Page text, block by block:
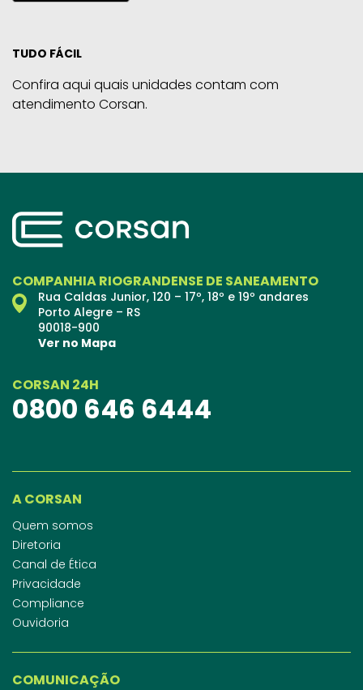
TUDO FÁCIL
Confira aqui quais unidades contam com
atendimento Corsan.
COMPANHIA RIOGRANDENSE DE SANEAMENTO
Rua Caldas Junior, 120 – 17º, 18º e 19º andares
Porto Alegre – RS
90018-900
Ver no Mapa
CORSAN 24H
0800 646 6444
A CORSAN
Quem somos
Diretoria
Canal de Ética
Privacidade
Compliance
Ouvidoria
COMUNICAÇÃO